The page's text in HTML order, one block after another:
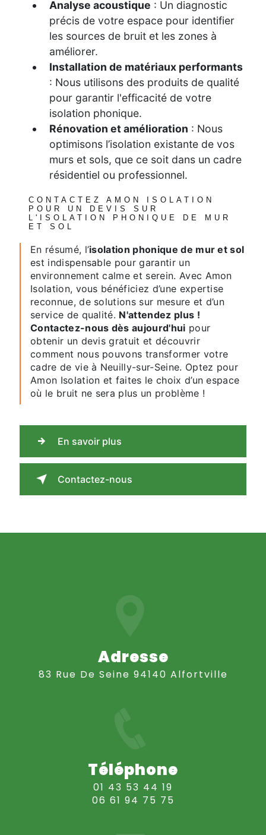
Analyse acoustique : Un diagnostic
précis de votre espace pour identifier
les sources de bruit et les zones à
améliorer.
Installation de matériaux performants
: Nous utilisons des produits de qualité
pour garantir l'efficacité de votre
isolation phonique.
Rénovation et amélioration : Nous
optimisons l’isolation existante de vos
murs et sols, que ce soit dans un cadre
résidentiel ou professionnel.
CONTACTEZ AMON ISOLATION
POUR UN DEVIS SUR
L'ISOLATION PHONIQUE DE MUR
ET SOL
En résumé, l’isolation phonique de mur et sol
est indispensable pour garantir un
environnement calme et serein. Avec Amon
Isolation, vous bénéficiez d’une expertise
reconnue, de solutions sur mesure et d’un
service de qualité. N'attendez plus !
Contactez-nous dès aujourd'hui pour
obtenir un devis gratuit et découvrir
comment nous pouvons transformer votre
cadre de vie à Neuilly-sur-Seine. Optez pour
Amon Isolation et faites le choix d’un espace
où le bruit ne sera plus un problème !
En savoir plus
Contactez-nous
Adresse
83 Rue De Seine 94140 Alfortville
Téléphone
01 43 53 44 19
06 61 94 75 75